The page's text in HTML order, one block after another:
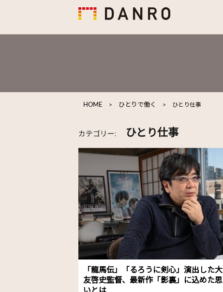
HOME > ひとりで働く > ひとり仕事
カテゴリー: ひとり仕事
「龍馬伝」「るろうに剣心」演出した大
友啓史監督、最新作「影裏」に込めた思
いとは